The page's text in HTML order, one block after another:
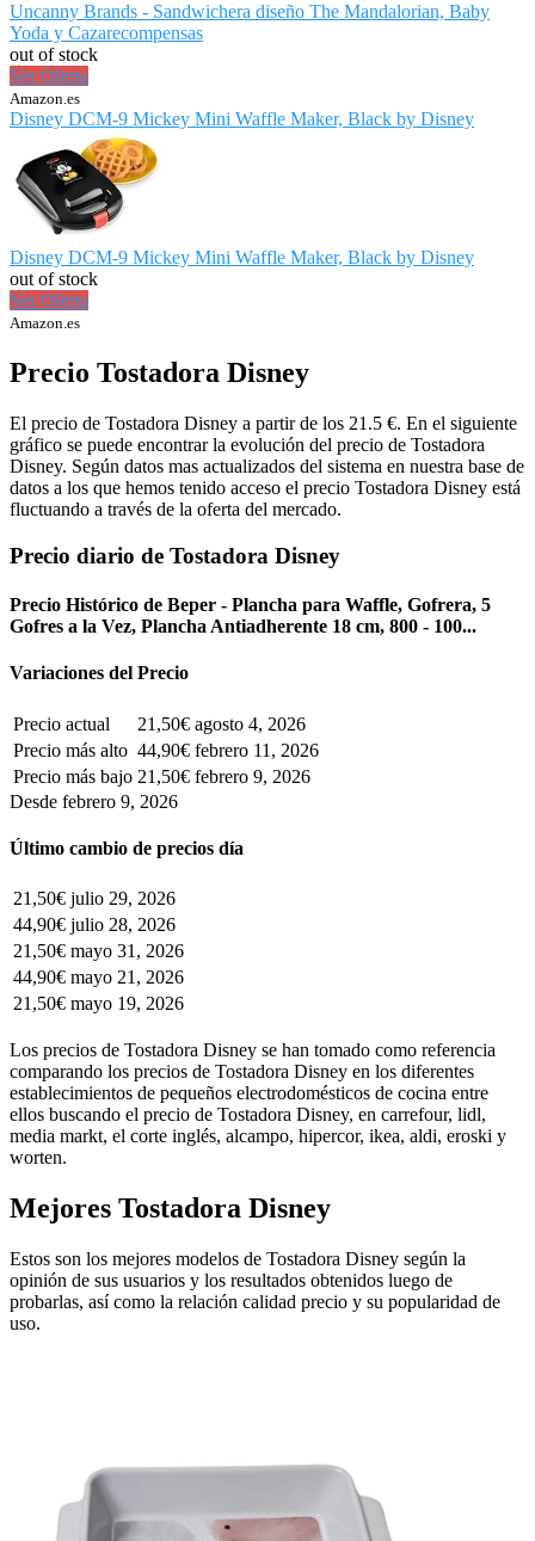
Uncanny Brands - Sandwichera diseño The Mandalorian, Baby
Yoda y Cazarecompensas
out of stock
Ver Oferta
Amazon.es
Disney DCM-9 Mickey Mini Waffle Maker, Black by Disney
Disney DCM-9 Mickey Mini Waffle Maker, Black by Disney
out of stock
Ver Oferta
Amazon.es
Precio Tostadora Disney
El precio de Tostadora Disney a partir de los 21.5 €. En el siguiente
gráfico se puede encontrar la evolución del precio de Tostadora
Disney. Según datos mas actualizados del sistema en nuestra base de
datos a los que hemos tenido acceso el precio Tostadora Disney está
fluctuando a través de la oferta del mercado.
Precio diario de Tostadora Disney
Precio Histórico de Beper - Plancha para Waffle, Gofrera, 5
Gofres a la Vez, Plancha Antiadherente 18 cm, 800 - 100...
Variaciones del Precio
Precio actual 21,50€ agosto 4, 2026
Precio más alto 44,90€ febrero 11, 2026
Precio más bajo 21,50€ febrero 9, 2026
Desde febrero 9, 2026
Último cambio de precios día
21,50€ julio 29, 2026
44,90€ julio 28, 2026
21,50€ mayo 31, 2026
44,90€ mayo 21, 2026
21,50€ mayo 19, 2026
Los precios de Tostadora Disney se han tomado como referencia
comparando los precios de Tostadora Disney en los diferentes
establecimientos de pequeños electrodomésticos de cocina entre
ellos buscando el precio de Tostadora Disney, en carrefour, lidl,
media markt, el corte inglés, alcampo, hipercor, ikea, aldi, eroski y
worten.
Mejores Tostadora Disney
Estos son los mejores modelos de Tostadora Disney según la
opinión de sus usuarios y los resultados obtenidos luego de
probarlas, así como la relación calidad precio y su popularidad de
uso.